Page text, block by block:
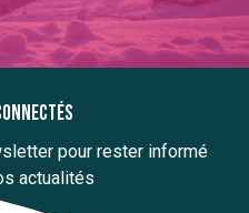
pour rester informé
actualités